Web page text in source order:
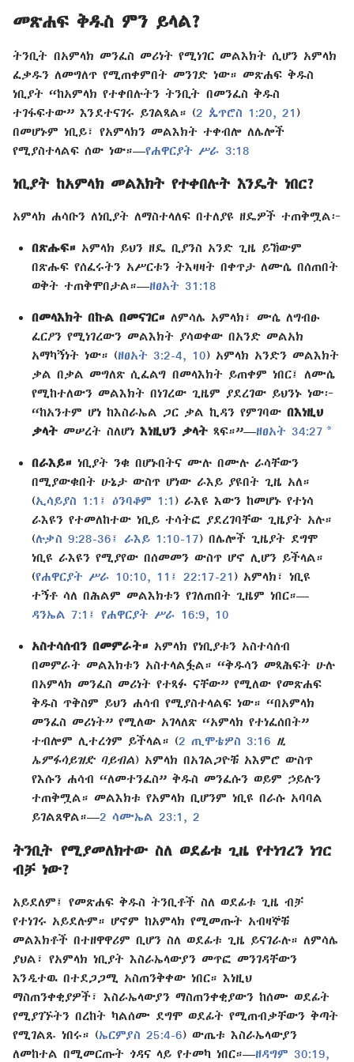
መጽሐፍ ቅዱስ ምን ይላል?
ትንቢት በአምላክ መንፈስ መሪነት የሚነገር መልእክት ሲሆን አምላክ
ፈቃዱን ለመግለጥ የሚጠቀምበት መንገድ ነው። መጽሐፍ ቅዱስ
ነቢያት “ከአምላክ የተቀበሉትን ትንቢት በመንፈስ ቅዱስ
ተገፋፍተው” እንደተናገሩ ይገልጻል። (2 ጴጥሮስ 1:20, 21 )
በመሆኑም ነቢይ፣ የአምላክን መልእክት ተቀብሎ ለሌሎች
የሚያስተላልፍ ሰው ነው።—የሐዋርያት ሥራ 3:18
ነቢያት ከአምላክ መልእክት የተቀበሉት እንዴት ነበር?
አምላክ ሐሳቡን ለነቢያት ለማስተላለፍ በተለያዩ ዘዴዎች ተጠቅሟል፦
በጽሑፍ። አምላክ ይህን ዘዴ ቢያንስ አንድ ጊዜ ይኸውም
በጽሑፍ የሰፈሩትን አሥርቱን ትእዛዛት በቀጥታ ለሙሴ በሰጠበት
ወቅት ተጠቅሞበታል።—ዘፀአት 31:18
በመላእክት በኩል በመናገር። ለምሳሌ አምላክ፣ ሙሴ ለግብፁ
ፈርዖን የሚነገረውን መልእክት ያሳወቀው በአንድ መልአክ
አማካኝነት ነው። (ዘፀአት 3:2-4, 10) አምላክ አንድን መልእክት
ቃል በቃል መግለጽ ሲፈልግ በመላእክት ይጠቀም ነበር፤ ለሙሴ
የሚከተለውን መልእክት በነገረው ጊዜም ያደረገው ይህንኑ ነው፦
“ከአንተም ሆነ ከእስራኤል ጋር ቃል ኪዳን የምገባው በእነዚህ
ቃላት መሠረት ስለሆነ እነዚህን ቃላት ጻፍ።”—ዘፀአት 34:27 a
በራእይ። ነቢያት ንቁ በሆኑበትና ሙሉ በሙሉ ራሳቸውን
በሚያውቁበት ሁኔታ ውስጥ ሆነው ራእይ ያዩበት ጊዜ አለ።
(ኢሳይያስ 1:1፤ ዕንባቆም 1:1 ) ራእዩ እውን ከመሆኑ የተነሳ
ራእዩን የተመለከተው ነቢይ ተሳትፎ ያደረገባቸው ጊዜያት አሉ።
(ሉቃስ 9:28-36፤ ራእይ 1:10-17) በሌሎች ጊዜያት ደግሞ
ነቢዩ ራእዩን የሚያየው በሰመመን ውስጥ ሆኖ ሊሆን ይችላል።
(የሐዋርያት ሥራ 10:10, 11፤ 22:17-21 ) አምላክ፣ ነቢዩ
ተኝቶ ሳለ በሕልም መልእክቱን የገለጠበት ጊዜም ነበር።—
ዳንኤል 7:1፤
የሐዋርያት ሥራ 16:9, 10
አስተሳሰብን በመምራት። አምላክ የነቢያቱን አስተሳሰብ
በመምራት መልእክቱን አስተላልፏል። “ቅዱሳን መጻሕፍት ሁሉ
በአምላክ መንፈስ መሪነት የተጻፉ ናቸው” የሚለው የመጽሐፍ
ቅዱስ ጥቅስም ይህን ሐሳብ የሚያስተላልፍ ነው። “በአምላክ
መንፈስ መሪነት” የሚለው አገላለጽ “አምላክ የተነፈሰበት”
ተብሎም ሊተረጎም ይችላል። (2 ጢሞቴዎስ 3:16 ዚ
ኤምፋሳይዝድ ባይብል) አምላክ በአገልጋዮቹ አእምሮ ውስጥ
የእሱን ሐሳብ “ለመተንፈስ” ቅዱስ መንፈሱን ወይም ኃይሉን
ተጠቅሟል። መልእክቱ የአምላክ ቢሆንም ነቢዩ በራሱ አባባል
ይገልጸዋል።—2 ሳሙኤል 23:1, 2
ትንቢት የሚያመለክተው ስለ ወደፊቱ ጊዜ የተነገረን ነገር
ብቻ ነው?
አይደለም፤ የመጽሐፍ ቅዱስ ትንቢቶች ስለ ወደፊቱ ጊዜ ብቻ
የተነገሩ አይደሉም። ሆኖም ከአምላክ የሚመጡት አብዛኞቹ
መልእክቶች በተዘዋዋሪም ቢሆን ስለ ወደፊቱ ጊዜ ይናገራሉ። ለምሳሌ
ያህል፣ የአምላክ ነቢያት እስራኤላውያን መጥፎ መንገዳቸውን
እንዲተዉ በተደጋጋሚ አስጠንቅቀው ነበር። እነዚህ
ማስጠንቀቂያዎች፣ እስራኤላውያን ማስጠንቀቂያውን ከሰሙ ወደፊት
የሚያገኙትን በረከት ካልሰሙ ደግሞ ወደፊት የሚጠብቃቸውን ቅጣት
የሚገልጹ ነበሩ። (ኤርምያስ 25:4-6) ውጤቱ እስራኤላውያን
ለመከተል በሚመርጡት ጎዳና ላይ የተመካ ነበር።—ዘዳግም 30:19,